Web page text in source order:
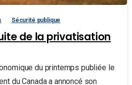
Sécurité publique
de la privatisation
du printemps publiée le
du Canada a annoncé son